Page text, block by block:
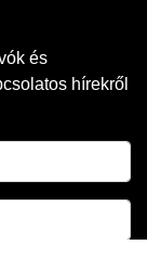
és
hírekről